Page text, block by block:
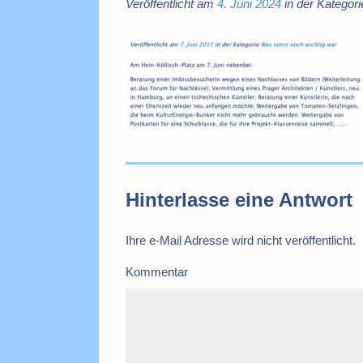
Veröffentlicht am 4. Juni 2024 in der
Hinterlasse eine Antwort
Ihre e-Mail Adresse wird nicht veröffentlicht.
Kommentar